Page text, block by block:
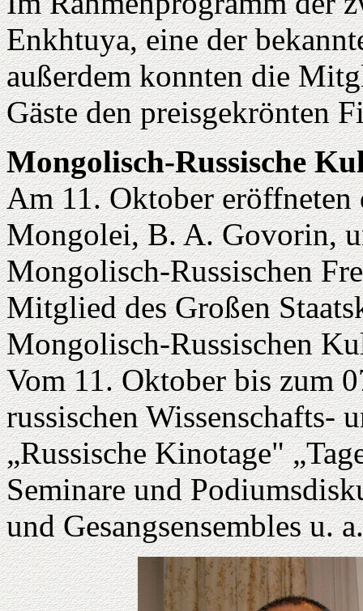
Enkhtuya, eine der
außerdem konnten die
Gäste den preisgekrönten
Mongolisch-Russische
Am 11. Oktober eröffneten
Mongolei, B. A. Govorin,
Mongolisch-Russischen
Mitglied des Großen
Mongolisch-Russischen
Vom 11. Oktober bis zum
russischen Wissenschafts-
„Russische Kinotage"
Seminare und
und Gesangsensembles u.